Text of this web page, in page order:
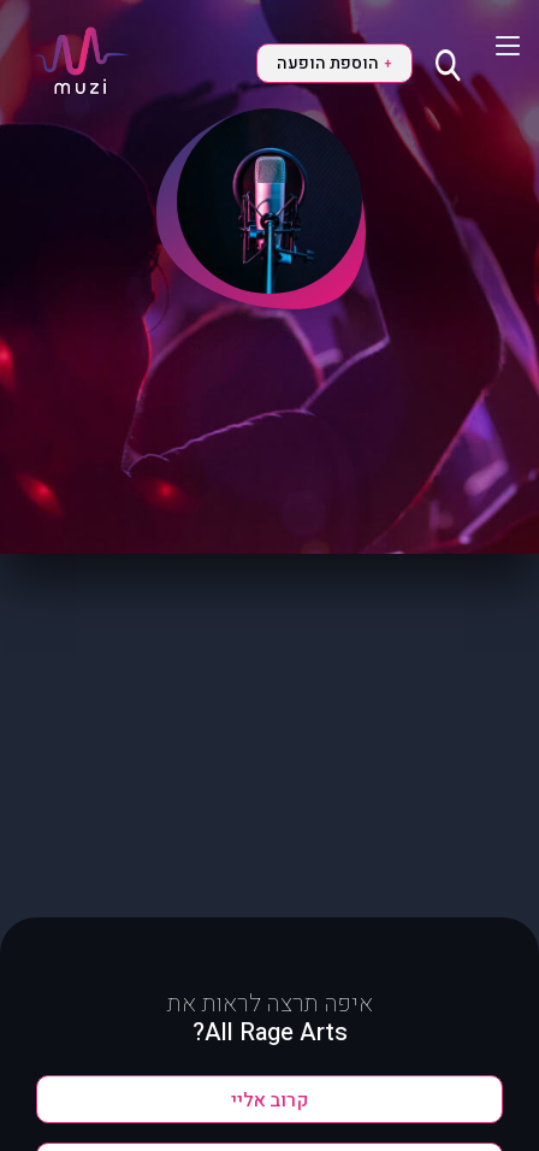
+ הוספת הופעה
איפה תרצה לראות את
All Rage Arts?